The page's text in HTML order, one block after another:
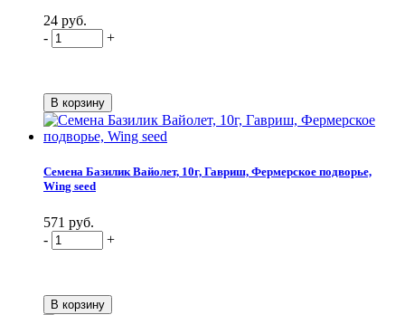
24 руб.
-
+
Семена Базилик Вайолет, 10г, Гавриш, Фермерское подворье,
Wing seed
571 руб.
-
+